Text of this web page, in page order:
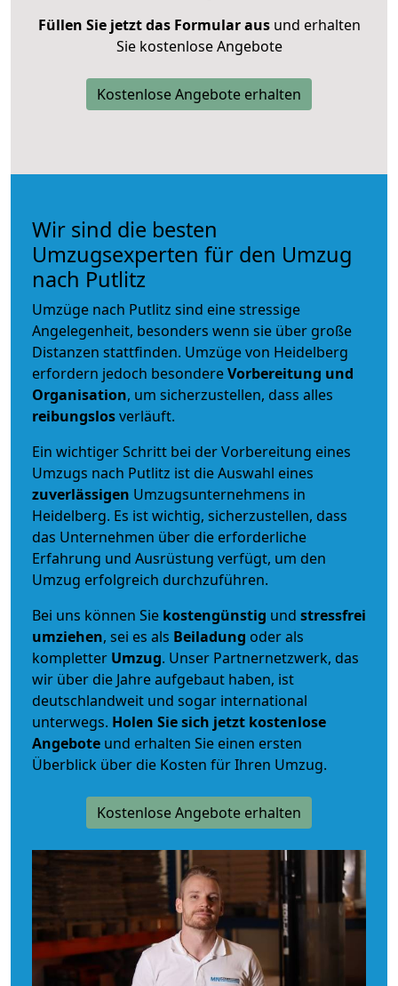
Füllen Sie jetzt das Formular ausund erhalten
Sie kostenlose Angebote
Kostenlose Angebote erhalten
Wir sind die besten
Umzugsexperten für den Umzug
nach Putlitz
Umzüge nach Putlitz sind eine stressige
Angelegenheit, besonders wenn sie über große
Distanzen stattfinden. Umzüge von Heidelberg
erfordern jedoch besondereVorbereitung und
Organisation, um sicherzustellen, dass alles
reibungslosverläuft.
Ein wichtiger Schritt bei der Vorbereitung eines
Umzugs nach Putlitz ist die Auswahl eines
zuverlässigen Umzugsunternehmens in
Heidelberg. Es ist wichtig, sicherzustellen, dass
das Unternehmen über die erforderliche
Erfahrung und Ausrüstung verfügt, um den
Umzug erfolgreich durchzuführen.
Bei uns können Sie kostengünstig und stressfrei
umziehen, sei es als Beiladung oder als
kompletter Umzug. Unser Partnernetzwerk, das
wir über die Jahre aufgebaut haben, ist
deutschlandweit und sogar international
unterwegs. Holen Sie sich jetzt kostenlose
Angebote und erhalten Sie einen ersten
Überblick über die Kosten für Ihren Umzug.
Kostenlose Angebote erhalten